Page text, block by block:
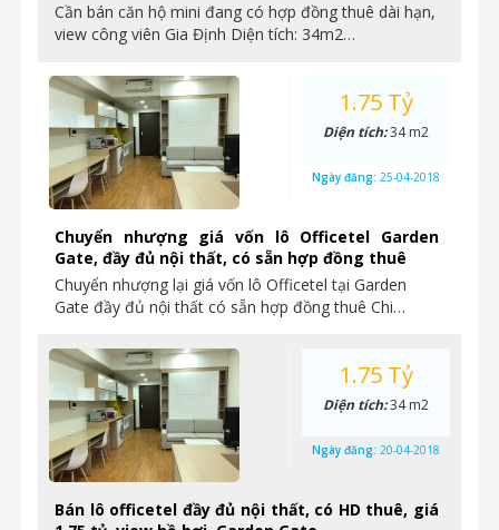
Cần bán căn hộ mini đang có hợp đồng thuê dài hạn,
view công viên Gia Định Diện tích: 34m2…
Chuyển nhượng giá vốn lô Officetel Garden
Gate, đầy đủ nội thất, có sẵn hợp đồng thuê
Chuyển nhượng lại giá vốn lô Officetel tại Garden
Gate đầy đủ nội thất có sẵn hợp đồng thuê Chi…
1.75 Tỷ
Diện tích:34 m2
Ngày đăng: 25-04-2018
Bán lô officetel đầy đủ nội thất, có HD thuê, giá
1.75 Tỷ
Diện tích:34 m2
Ngày đăng: 20-04-2018